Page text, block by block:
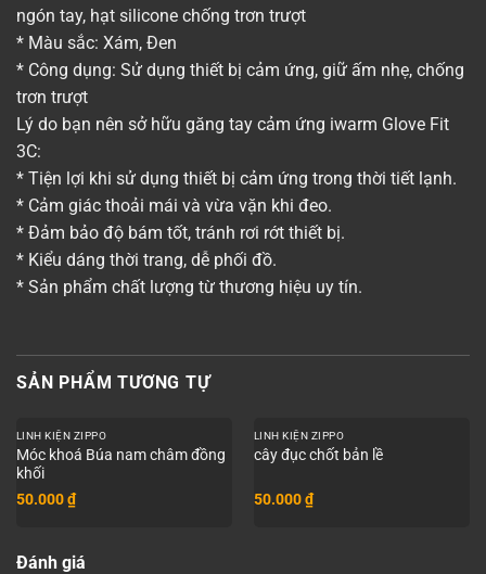
ngón tay, hạt silicone chống trơn trượt
* Màu sắc: Xám, Đen
* Công dụng: Sử dụng thiết bị cảm ứng, giữ ấm nhẹ, chống
trơn trượt
Lý do bạn nên sở hữu găng tay cảm ứng iwarm Glove Fit
3C:
* Tiện lợi khi sử dụng thiết bị cảm ứng trong thời tiết lạnh.
* Cảm giác thoải mái và vừa vặn khi đeo.
* Đảm bảo độ bám tốt, tránh rơi rớt thiết bị.
* Kiểu dáng thời trang, dễ phối đồ.
* Sản phẩm chất lượng từ thương hiệu uy tín.
SẢN PHẨM TƯƠNG TỰ
LINH KIỆN ZIPPO
Móc khoá Búa nam châm đồng
khối
50.000₫
LINH KIỆN ZIPPO
cây đục chốt bản lề
50.000₫
Đánh giá